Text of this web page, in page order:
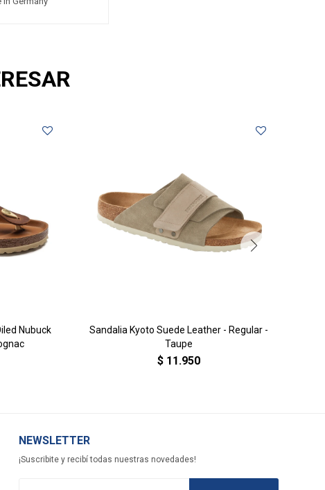
Nubuck
Sandalia Kyoto Suede Leather - Regular -
Taupe
$ 11.950
NEWSLETTER
¡Suscribite y recibí todas nuestras novedades!